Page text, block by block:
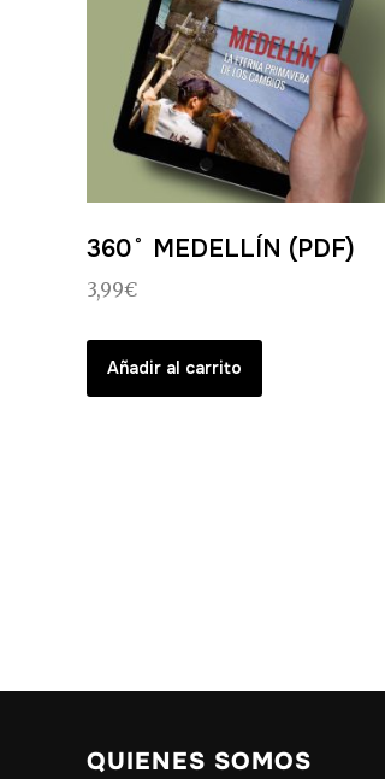
360˚ MEDELLÍN (PDF)
3,99€
Añadir al carrito
QUIENES SOMOS